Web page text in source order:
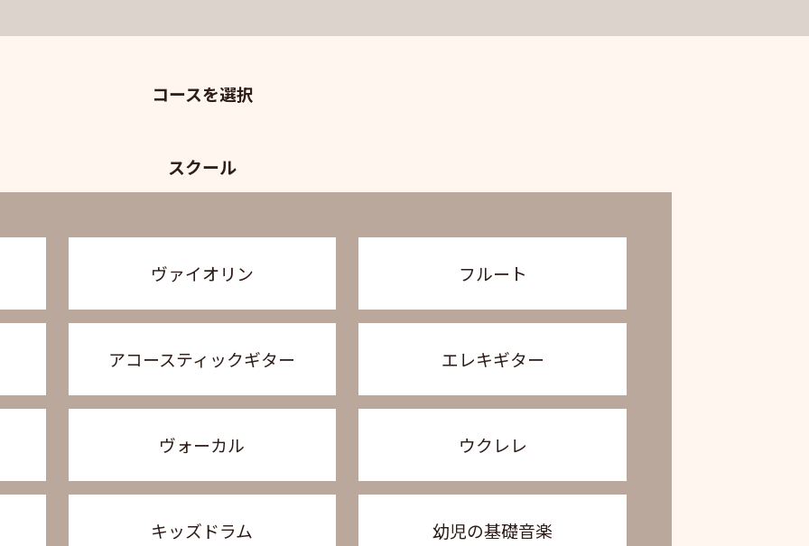
コースを選択
スクール
ヴァイオリン フルート
アコースティックギター エレキギター
ヴォーカル ウクレレ
キッズドラム 幼児の基礎音楽